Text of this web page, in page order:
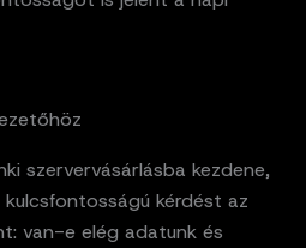
szervervásárlásba kezdene,
kérdést az
van-e elég adatunk és